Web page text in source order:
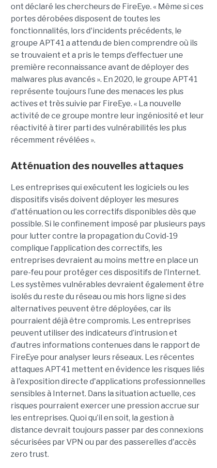
ont déclaré les chercheurs de FireEye. « Même si ces
portes dérobées disposent de toutes les
fonctionnalités, lors d'incidents précédents, le
groupe APT41 a attendu de bien comprendre où ils
se trouvaient et a pris le temps d’effectuer une
première reconnaissance avant de déployer des
malwares plus avancés ». En 2020, le groupe APT41
représente toujours l’une des menaces les plus
actives et très suivie par FireEye. « La nouvelle
activité de ce groupe montre leur ingéniosité et leur
réactivité à tirer parti des vulnérabilités les plus
récemment révélées ».
Atténuation des nouvelles attaques
Les entreprises qui exécutent les logiciels ou les
dispositifs visés doivent déployer les mesures
d'atténuation ou les correctifs disponibles dès que
possible. Si le confinement imposé par plusieurs pays
pour lutter contre la propagation du Covid-19
complique l’application des correctifs, les
entreprises devraient au moins mettre en place un
pare-feu pour protéger ces dispositifs de l’Internet.
Les systèmes vulnérables devraient également être
isolés du reste du réseau ou mis hors ligne si des
alternatives peuvent être déployées, car ils
pourraient déjà être compromis. Les entreprises
peuvent utiliser des indicateurs d’intrusion et
d’autres informations contenues dans le rapport de
FireEye pour analyser leurs réseaux. Les récentes
attaques APT41 mettent en évidence les risques liés
à l'exposition directe d'applications professionnelles
sensibles à Internet. Dans la situation actuelle, ces
risques pourraient exercer une pression accrue sur
les entreprises. Quoi qu’il en soit, la gestion à
distance devrait toujours passer par des connexions
sécurisées par VPN ou par des passerelles d'accès
zero trust.